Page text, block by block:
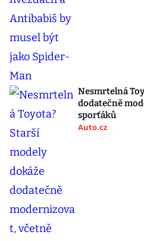
Nesmrtelná
dodatečně
sporťáků
Auto.cz